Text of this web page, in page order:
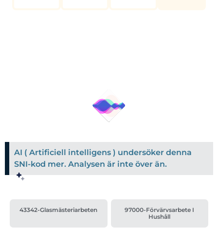
AI ( Artificiell intelligens ) undersöker denna
SNI-kod mer. Analysen är inte över än.
43342-Glasmästeriarbeten
97000-Förvärvsarbete I
Hushåll